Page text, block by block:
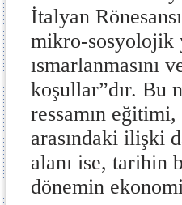
İtalyan
mikro-sosyolojik
ısmarlanmasını
koşullar”dır. Bu
ressamın
arasındaki ilişki
alanı ise, tarihin
dönemin